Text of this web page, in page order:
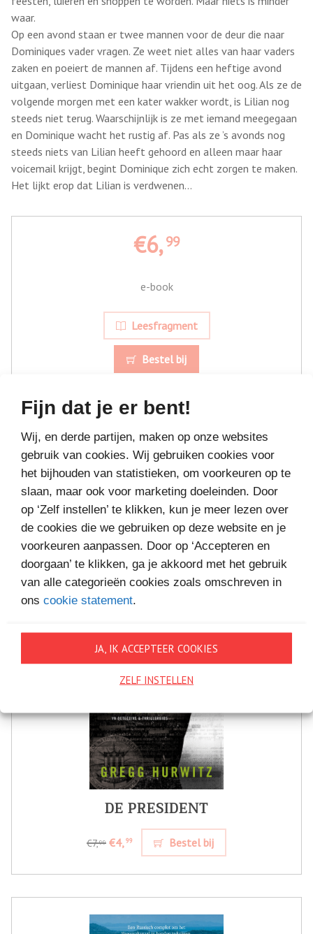
Fijn dat je er bent!
Wij, en derde partijen, maken op onze websites
gebruik van cookies. Wij gebruiken cookies voor
het bijhouden van statistieken, om voorkeuren op te
slaan, maar ook voor marketing doeleinden. Door
op ‘Zelf instellen’ te klikken, kun je meer lezen over
de cookies die we gebruiken op deze website en je
voorkeuren aanpassen. Door op ‘Accepteren en
doorgaan’ te klikken, ga je akkoord met het gebruik
van alle categorieën cookies zoals omschreven in
ons cookie statement.
JA, IK ACCEPTEER COOKIES
ZELF INSTELLEN
waar.
Op een avond staan er twee mannen voor de deur die naar
Dominiques vader vragen. Ze weet niet alles van haar vaders
zaken en poeiert de mannen af. Tijdens een heftige avond
uitgaan, verliest Dominique haar vriendin uit het oog. Als ze de
volgende morgen met een kater wakker wordt, is Lilian nog
steeds niet terug. Waarschijnlijk is ze met iemand meegegaan
en Dominique wacht het rustig af. Pas als ze ’s avonds nog
steeds niets van Lilian heeft gehoord en alleen maar haar
voicemail krijgt, begint Dominique zich echt zorgen te maken.
Het lijkt erop dat Lilian is verdwenen…
€6,99
e-book
Leesfragment
Bestel bij
MEER BOEKEN VAN
VAKANTIELEZEN
DE PRESIDENT
€7,99 €4,99 Bestel bij